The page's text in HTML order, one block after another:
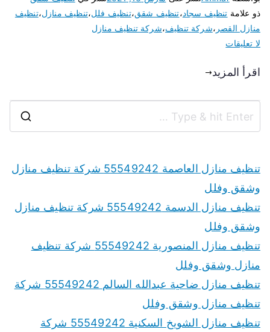
ذو علامة تنظيف سجاد،تنظيف شقق،تنظيف فلل،تنظيف منازل،تنظيف
منازل القصر ،شركة تنظيف،شركة تنظيف منازل
لا تعليقات
اقرأ المزيد
تنظيف منازل العاصمة 55549242 شركة تنظيف منازل
وشقق وفلل
تنظيف منازل الدسمة 55549242 شركة تنظيف منازل
وشقق وفلل
تنظيف منازل المنصورية 55549242 شركة تنظيف
منازل وشقق وفلل
تنظيف منازل ضاحية عبدالله السالم 55549242 شركة
تنظيف منازل وشقق وفلل
تنظيف منازل الشويخ السكنية 55549242 شركة